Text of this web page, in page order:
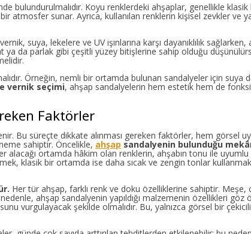
bulundurulmalıdır. Koyu renklerdeki ahşaplar, genellikle klasik
atmosfer sunar. Ayrıca, kullanılan renklerin kişisel zevkler ve
suya, lekelere ve UV ışınlarına karşı dayanıklılık sağlarken,
ya da parlak gibi çeşitli yüzey bitişlerine sahip olduğu
Örneğin, nemli bir ortamda bulunan sandalyeler için suya
vernik seçimi, ahşap sandalyelerin hem estetik hem de
Faktörler
Bu süreçte dikkate alınması gereken faktörler, hem görsel
sahiptir. Öncelikle, ahşap sandalyenin bulunduğu
alacağı ortamda hâkim olan renklerin, ahşabın tonu ile uyumlu
klasik bir ortamda ise daha sıcak ve zengin tonlar
Her tür ahşap, farklı renk ve doku özelliklerine sahiptir. Meşe,
ahşap sandalyenin yapıldığı malzemenin özellikleri göz
vurgulayacak şekilde olmalıdır. Bu, yalnızca görsel bir